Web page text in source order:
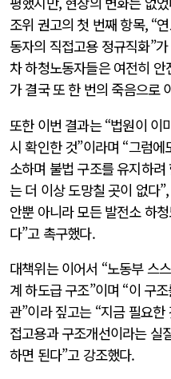
조위 권고의 첫 번째 항목, “
동자의 직접고용 정규직화”
차 하청노동자들은 여전히
가 결국 또 한 번의 죽음으로
또한 이번 결과는 “법원이 이
시 확인한 것”이라며 “그럼
소하며 불법 구조를 유지하
는 더 이상 도망칠 곳이 없다
안뿐 아니라 모든 발전소 하
다”고 촉구했다.
대책위는 이어서 “노동부 스
계 하도급 구조”이며 “이 구
관”이라 짚고는 “지금 필요
접고용과 구조개선이라는 실
하면 된다”고 강조했다.